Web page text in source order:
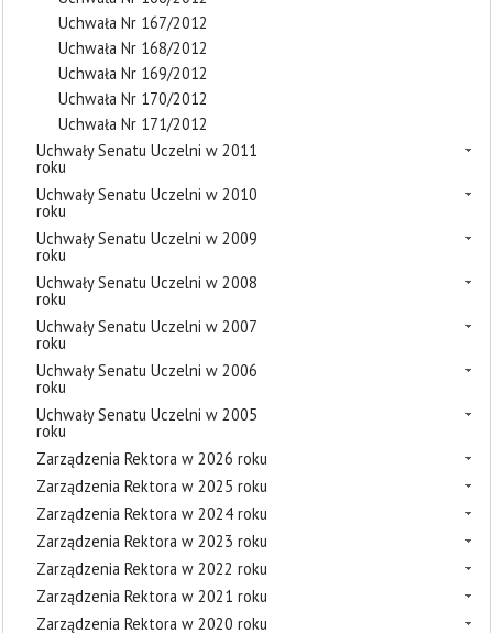
Uchwała Nr 167/2012
Uchwała Nr 168/2012
Uchwała Nr 169/2012
Uchwała Nr 170/2012
Uchwała Nr 171/2012
Uchwały Senatu Uczelni w 2011
roku
Uchwały Senatu Uczelni w 2010
roku
Uchwały Senatu Uczelni w 2009
roku
Uchwały Senatu Uczelni w 2008
roku
Uchwały Senatu Uczelni w 2007
roku
Uchwały Senatu Uczelni w 2006
roku
Uchwały Senatu Uczelni w 2005
roku
Zarządzenia Rektora w 2026 roku
Zarządzenia Rektora w 2025 roku
Zarządzenia Rektora w 2024 roku
Zarządzenia Rektora w 2023 roku
Zarządzenia Rektora w 2022 roku
Zarządzenia Rektora w 2021 roku
Zarządzenia Rektora w 2020 roku